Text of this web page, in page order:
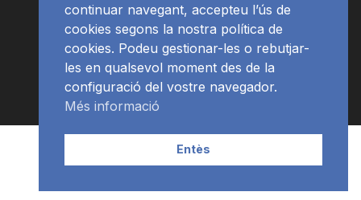
APP Programació
continuar navegant, accepteu l’ús de
cookies segons la nostra política de
cookies. Podeu gestionar-les o rebutjar-
les en qualsevol moment des de la
configuració del vostre navegador.
Més informació
Entès